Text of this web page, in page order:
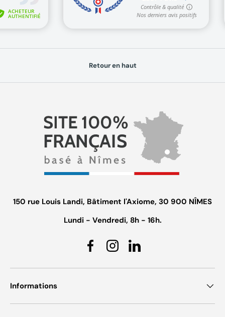
Retour en haut
150 rue Louis Landi, Bâtiment l'Axiome, 30 900 NÎMES
Lundi - Vendredi, 8h - 16h.
FacebookInstagramLinkedin
Informations